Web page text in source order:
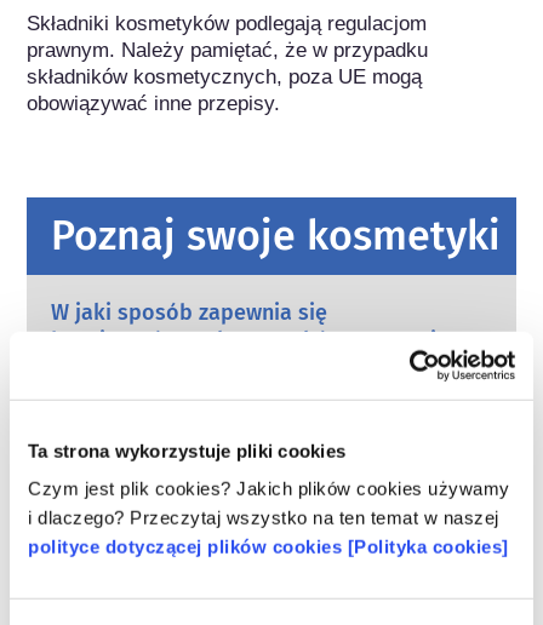
Ta strona wykorzystuje pliki cookies
Czym jest plik cookies? Jakich plików cookies używamy
i dlaczego? Przeczytaj wszystko na ten temat w naszej
polityce dotyczącej plików cookies [Polityka cookies]
Składniki kosmetyków podlegają regulacjom
prawnym. Należy pamiętać, że w przypadku
składników kosmetycznych, poza UE mogą
obowiązywać inne przepisy.
Poznaj swoje kosmetyki
W jaki sposób zapewnia się
bezpieczeństwo kosmetyków w Europie?
oraz krajowe i europejskie organy regulacyjne
bezpieczeństwo produktów kosmetycznych.
czytaj więcej
Co należy wiedzieć o substancjach
zaburzających gospodarkę hormonalną
(ED)?
kosmetykach przypisuje się, że są